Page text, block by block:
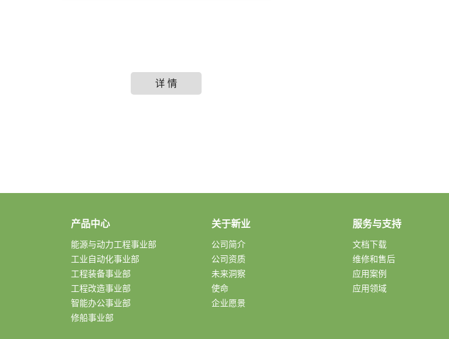
详 情
产品中心
能源与动力工程事业部
工业自动化事业部
工程装备事业部
工程改造事业部
智能办公事业部
修船事业部
关于新业
公司简介
公司资质
未来洞察
使命
企业愿景
服务与支持
文档下载
维修和售后
应用案例
应用领域